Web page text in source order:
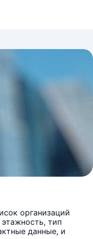
организаций
тип
данные, и